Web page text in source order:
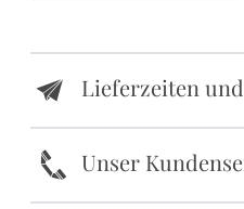
e Lieferzeiten
k Unser